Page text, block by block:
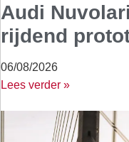
Audi
rijdend
06/08/2026
Lees verder »